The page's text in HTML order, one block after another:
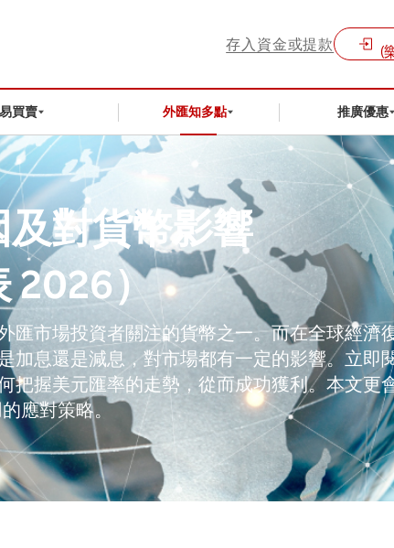
存入資金或提款
(
買賣 外匯知多點 推廣優惠
對貨幣影響
2026）
匯市場投資者關注的貨幣之一。而在全球經濟
加息還是減息，對市場都有一定的影響。立即
把握美元匯率的走勢，從而成功獲利。本文更
應對策略。